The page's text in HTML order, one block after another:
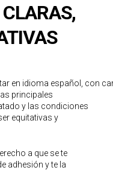
en idioma español, con
principales
y las condiciones
equitativas y
a que se te
adhesión y te la